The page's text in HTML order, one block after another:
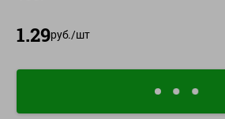
Настройки файлов cookie
доставкой и бонусной картой
1.29руб./шт